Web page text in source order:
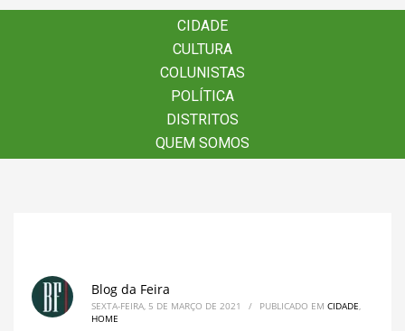
CIDADE
CULTURA
COLUNISTAS
POLÍTICA
DISTRITOS
QUEM SOMOS
CIDADE
CULTURA
COLUNISTAS
POLÍTICA
DISTRITOS
QUEM SOMOS
Blog da Feira
SEXTA-FEIRA, 5 DE MARÇO DE 2021 / PUBLICADO EM CIDADE,
HOME